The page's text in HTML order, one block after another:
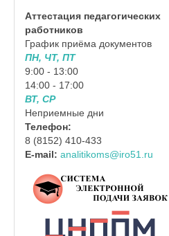
Аттестация педагогических
работников
График приёма документов
ПН, ЧТ, ПТ
9:00 - 13:00
14:00 - 17:00
ВТ, СР
Неприемные дни
Телефон:
8 (8152) 410-433
E-mail: analitikoms@iro51.ru